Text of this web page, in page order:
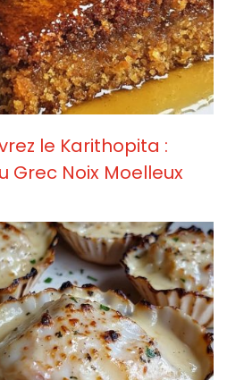
le Karithopita :
Grec Noix Moelleux